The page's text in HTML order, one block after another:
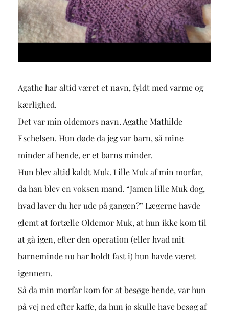
Agathe har altid været et navn, fyldt med varme og
kærlighed.
Det var min oldemors navn. Agathe Mathilde
Eschelsen. Hun døde da jeg var barn, så mine
minder af hende, er et barns minder.
Hun blev altid kaldt Muk. Lille Muk af min morfar,
da han blev en voksen mand. “Jamen lille Muk dog,
hvad laver du her ude på gangen?” Lægerne havde
glemt at fortælle Oldemor Muk, at hun ikke kom til
at gå igen, efter den operation (eller hvad mit
barneminde nu har holdt fast i) hun havde været
igennem.
Så da min morfar kom for at besøge hende, var hun
på vej ned efter kaffe, da hun jo skulle have besøg af